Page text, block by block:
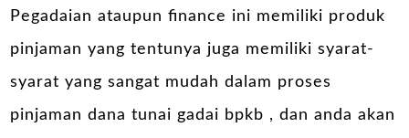
Pegadaian ataupun finance ini memiliki produk
pinjaman yang tentunya juga memiliki syarat-
syarat yang sangat mudah dalam proses
pinjaman dana tunai gadai bpkb , dan anda akan